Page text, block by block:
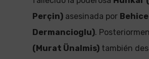
Perçin) asesinada por
Dermancioglu).
(Murat Ünalmis) también